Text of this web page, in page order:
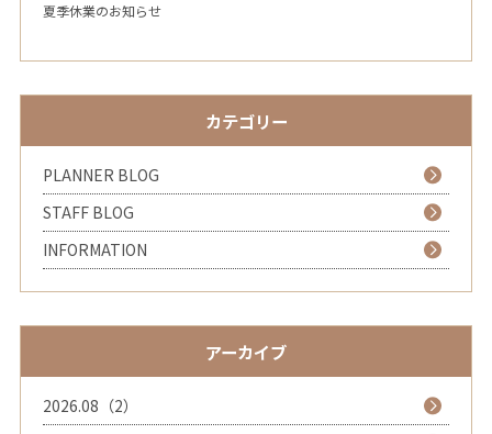
夏季休業のお知らせ
カテゴリー
PLANNER BLOG
STAFF BLOG
INFORMATION
アーカイブ
2026.08（2）